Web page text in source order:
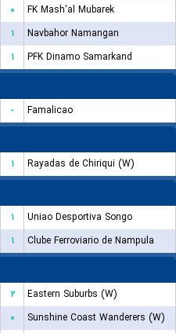
۰
FK Mash'al Mubarek
۱
Navbahor Namangan
۱
PFK Dinamo Samarkand
-
Famalicao
۱
Rayadas de Chiriqui (W)
۱
Uniao Desportiva Songo
۱
Clube Ferroviario de Nampula
۲
Eastern Suburbs (W)
۰
Sunshine Coast Wanderers (W)